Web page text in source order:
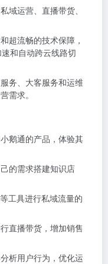
域运营、直播带货、
超流畅的技术保障，
和自动跨云线路切
务、大客服务和运维
需求。
鹅通的产品，体验其
的需求搭建知识店
工具进行私域流量的
直播带货，增加销售
析用户行为，优化运